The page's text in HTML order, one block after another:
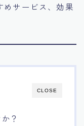
めサービス、効果
CLOSE
？